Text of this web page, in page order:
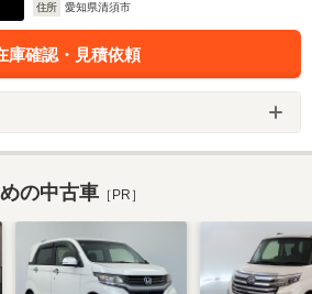
住所
愛知県清須市
庫確認・見積依頼
の中古車 ［PR］